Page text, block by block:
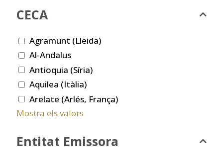
CECA
Agramunt (Lleida)
Al-Andalus
Antioquia (Síria)
Aquilea (Itàlia)
Arelate (Arlés, França)
Mostra els valors
Entitat Emissora